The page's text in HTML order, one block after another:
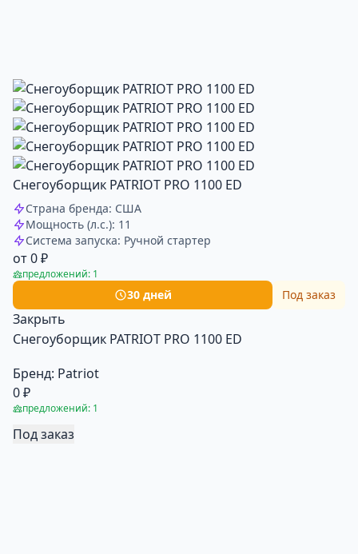
Снегоуборщик PATRIOT PRO 1100 ED
Страна бренда: США
Мощность (л.с.): 11
Система запуска: Ручной стартер
от 0 ₽
предложений: 1
30 дней Под заказ
Закрыть
Снегоуборщик PATRIOT PRO 1100 ED
Бренд: Patriot
0 ₽
предложений: 1
Под заказ